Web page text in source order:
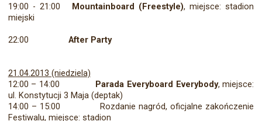
19:00 - 21:00 Mountainboard (Freestyle), miejsce: stadion
miejski
22:00 After Party
21.04.2013 (niedziela)
12:00 – 14:00
Parada Everyboard Everybody, miejsce:
ul. Konstytucji 3 Maja (deptak)
14:00 – 15:00 Rozdanie nagród, oficjalne zakończenie
Festiwalu, miejsce: stadion